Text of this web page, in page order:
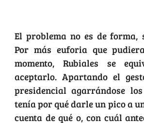
El problema no es de forma,
Por más euforia que
momento, Rubiales se
aceptarlo. Apartando el
presidencial agarrándose
tenía por qué darle un pico a
cuenta de qué o, con cuál